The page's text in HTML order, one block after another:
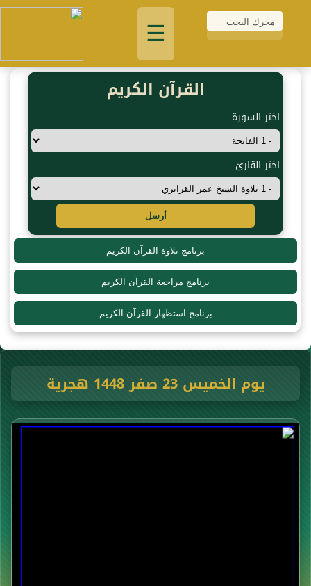
☰
القرآن الكريم
اختر السورة
اختر القارئ
أرسل
برنامج تلاوة القرآن الكريم
برنامج مراجعة القرآن الكريم
برنامج استظهار القرآن الكريم
يوم الخميس 23 صفر 1448 هجرية